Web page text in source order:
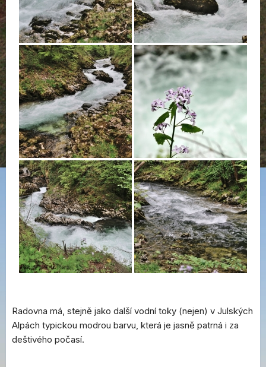
Radovna má, stejně jako další vodní toky (nejen) v Julských
Alpách typickou modrou barvu, která je jasně patrná i za
deštivého počasí.